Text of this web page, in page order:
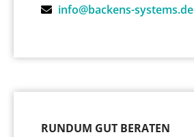
info@backens-systems.de
RUNDUM GUT BERATEN